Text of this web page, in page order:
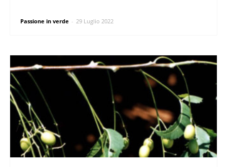
Passione in verde - 29 Luglio 2022